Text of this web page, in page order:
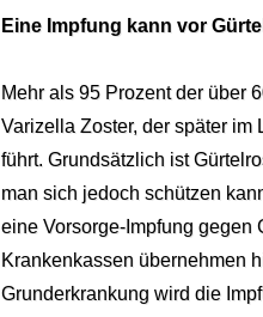
Eine Impfung kann vor
Mehr als 95 Prozent der über
Varizella Zoster, der später im
führt. Grundsätzlich ist
man sich jedoch schützen
eine Vorsorge-Impfung gegen
Krankenkassen übernehmen
Grunderkrankung wird die